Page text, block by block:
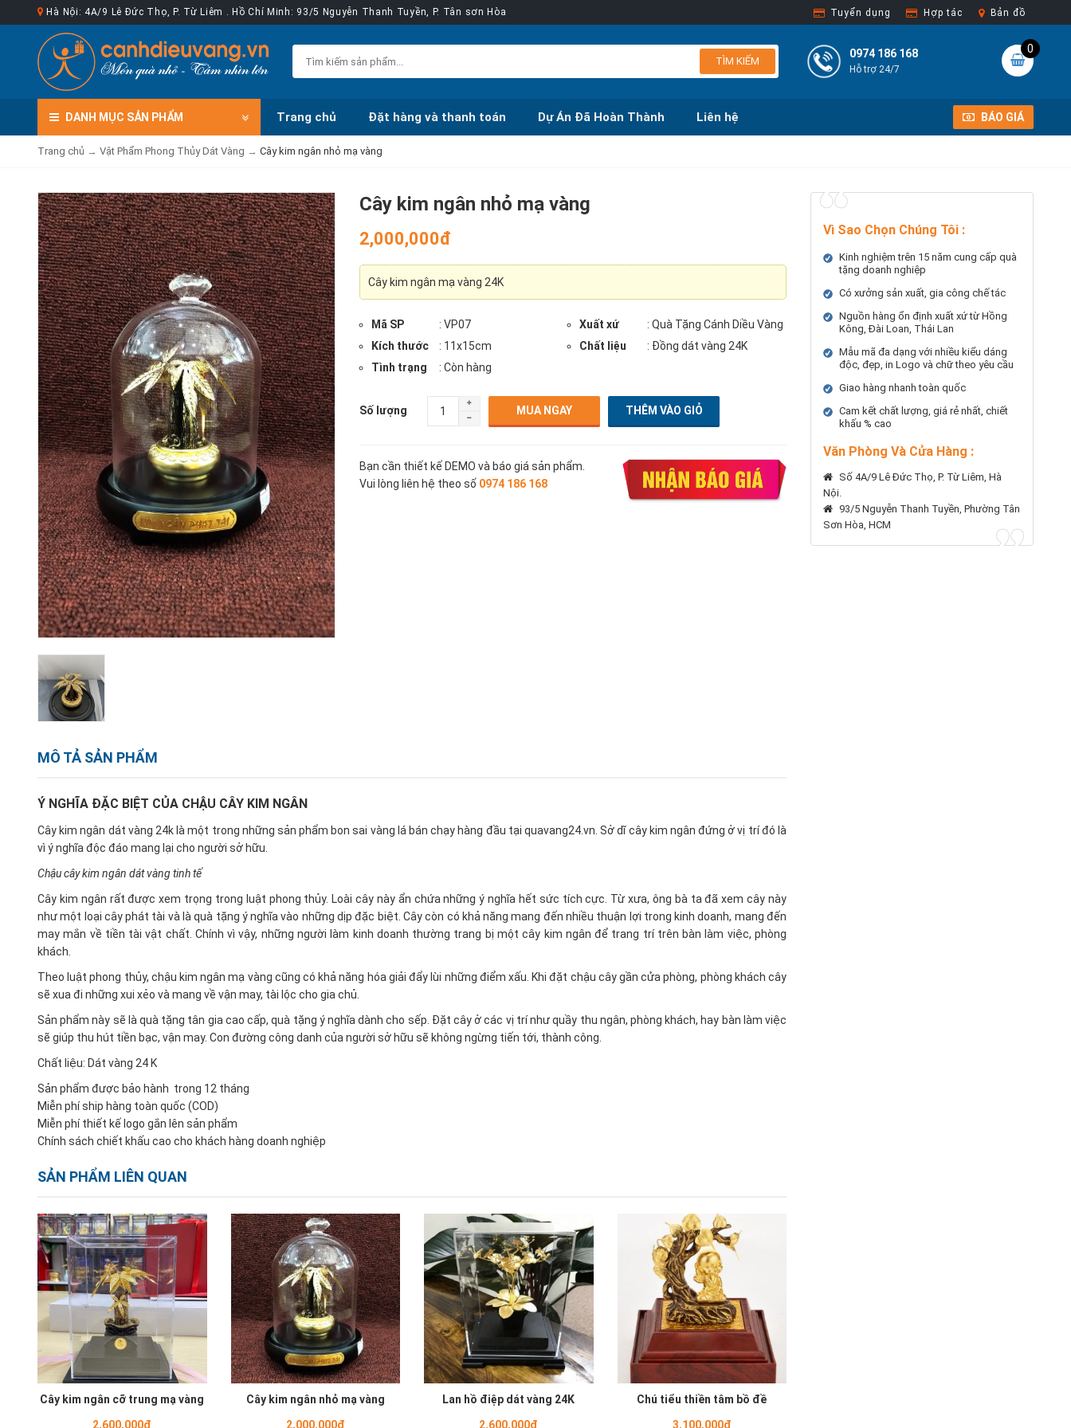
Hà Nội: 4A/9 Lê Đức Thọ, P. Từ Liêm . Hồ Chí Minh: 93/5 Nguyễn Thanh Tuyền, P. Tân sơn Hòa Tuyển dụng Hợp tác Bản đồ
TÌM KIẾM
0
0974 186 168
Hỗ trợ 24/7
DANH MỤC SẢN PHẨM Trang chủ Đặt hàng và thanh toán Dự Án Đã Hoàn Thành Liên hệ BÁO GIÁ
Trang chủ → Vật Phẩm Phong Thủy Dát Vàng → Cây kim ngân nhỏ mạ vàng
Cây kim ngân nhỏ mạ vàng
2,000,000đ
Cây kim ngân mạ vàng 24K
Mã SP : VP07 Xuất xứ
: Quà Tặng Cánh Diều Vàng
Kích thước
: 11x15cm Chất liệu
: Đồng dát vàng 24K
Tình trạng
: Còn hàng
Số lượng MUA NGAY
Bạn cần thiết kế DEMO và báo giá sản phẩm.
Vui lòng liên hệ theo số 0974 186 168
MÔ TẢ SẢN PHẨM
Ý NGHĨA ĐẶC BIỆT CỦA CHẬU CÂY KIM NGÂN
Cây kim ngân dát vàng 24k là một trong những sản phẩm bon sai vàng lá bán chạy hàng đầu tại quavang24.vn. Sở dĩ cây kim ngân đứng ở vị trí đó là
vì ý nghĩa độc đáo mang lại cho người sở hữu.
Chậu cây kim ngân dát vàng tinh tế
Cây kim ngân rất được xem trọng trong luật phong thủy. Loài cây này ẩn chứa những ý nghĩa hết sức tích cực. Từ xưa, ông bà ta đã xem cây này
như một loại cây phát tài và là quà tặng ý nghĩa vào những dịp đặc biệt. Cây còn có khả năng mang đến nhiều thuận lợi trong kinh doanh, mang đến
may mắn về tiền tài vật chất. Chính vì vậy, những người làm kinh doanh thường trang bị một cây kim ngân để trang trí trên bàn làm việc, phòng
khách.
Theo luật phong thủy, chậu kim ngân mạ vàng cũng có khả năng hóa giải đẩy lùi những điểm xấu. Khi đặt chậu cây gần cửa phòng, phòng khách cây
sẽ xua đi những xui xẻo và mang về vận may, tài lộc cho gia chủ.
Sản phẩm này sẽ là quà tặng tân gia cao cấp, quà tặng ý nghĩa dành cho sếp. Đặt cây ở các vị trí như quầy thu ngân, phòng khách, hay bàn làm việc
sẽ giúp thu hút tiền bạc, vận may. Con đường công danh của người sở hữu sẽ không ngừng tiến tới, thành công.
Chất liệu: Dát vàng 24 K
Sản phẩm được bảo hành trong 12 tháng
Miễn phí ship hàng toàn quốc (COD)
Miễn phí thiết kế logo gắn lên sản phẩm
Chính sách chiết khấu cao cho khách hàng doanh nghiệp
SẢN PHẨM LIÊN QUAN
Cây kim ngân cỡ trung mạ vàng
2,600,000đ
Cây kim ngân nhỏ mạ vàng
2,000,000đ
Lan hồ điệp dát vàng 24K
2,600,000đ
Chú tiểu thiền tâm bồ đề
3,100,000đ
Vì Sao Chọn Chúng Tôi :
Kinh nghiệm trên 15 năm cung cấp quà
tặng doanh nghiệp
Có xưởng sản xuất, gia công chế tác
Nguồn hàng ổn định xuất xứ từ Hồng
Kông, Đài Loan, Thái Lan
Mẫu mã đa dạng với nhiều kiểu dáng
độc, đẹp, in Logo và chữ theo yêu cầu
Giao hàng nhanh toàn quốc
Cam kết chất lượng, giá rẻ nhất, chiết
khấu % cao
Văn Phòng Và Cửa Hàng :
Số 4A/9 Lê Đức Thọ, P. Từ Liêm, Hà
Nội.
93/5 Nguyễn Thanh Tuyền, Phường Tân
Sơn Hòa, HCM